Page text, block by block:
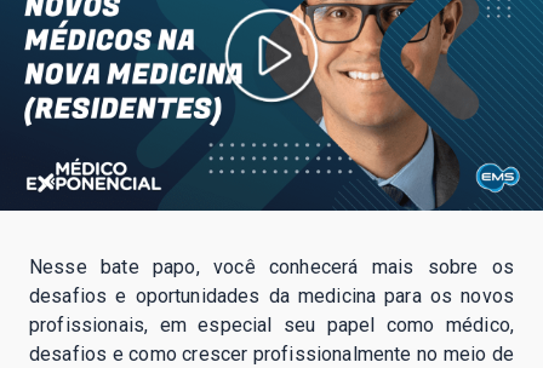
Nesse bate papo, você conhecerá mais sobre os
desafios e oportunidades da medicina para os novos
profissionais, em especial seu papel como médico,
desafios e como crescer profissionalmente no meio de